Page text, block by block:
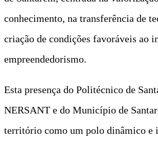
conhecimento, na transferência de
criação de condições favoráveis ao
empreendedorismo.
Esta presença do Politécnico de
NERSANT e do Município de
território como um polo dinâmico e